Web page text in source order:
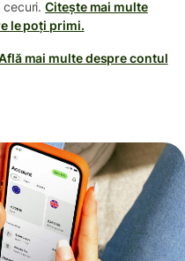
cecuri.Citește mai multe
le poți primi.
mai multe despre contul